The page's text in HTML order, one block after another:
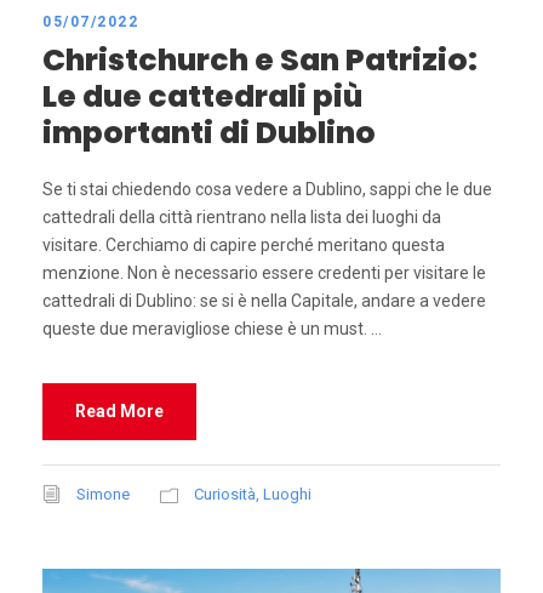
05/07/2022
Christchurch e San Patrizio:
Le due cattedrali più
importanti di Dublino
Se ti stai chiedendo cosa vedere a Dublino, sappi che le due
cattedrali della città rientrano nella lista dei luoghi da
visitare. Cerchiamo di capire perché meritano questa
menzione. Non è necessario essere credenti per visitare le
cattedrali di Dublino: se si è nella Capitale, andare a vedere
queste due meravigliose chiese è un must. ...
Read More
Simone Curiosità Luoghi